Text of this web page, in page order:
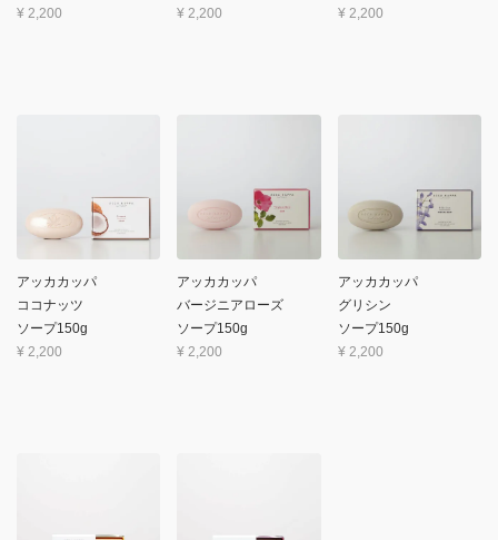
¥ 2,200
¥ 2,200
¥ 2,200
アッカカッパ
ココナッツ
ソープ150g
¥ 2,200
アッカカッパ
バージニアローズ
ソープ150g
¥ 2,200
アッカカッパ
グリシン
ソープ150g
¥ 2,200